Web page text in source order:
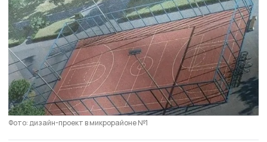
Фото: дизайн-проект в микрорайоне №1